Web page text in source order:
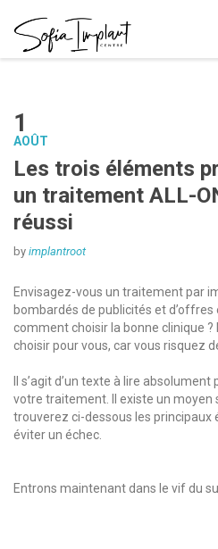
1
AOÛT
Les trois éléments
un traitement ALL-
réussi
by implantroot
Envisagez-vous un traitement par
bombardés de publicités et
comment choisir la bonne clinique ?
choisir pour vous, car vous risquez
Il s’agit d’un texte à lire
votre traitement. Il existe un moyen
trouverez ci-dessous les principaux
éviter un échec.
Entrons maintenant dans le vif du